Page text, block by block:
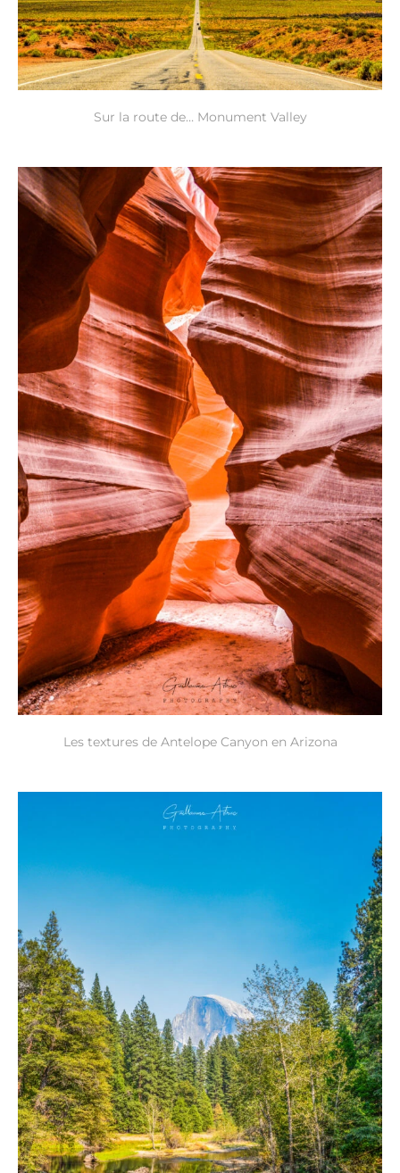
Sur la route de… Monument Valley
Les textures de Antelope Canyon en Arizona